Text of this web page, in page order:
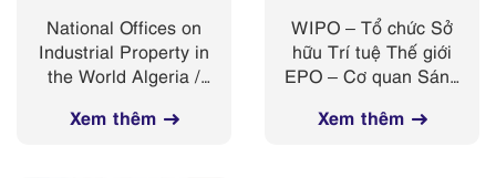
National Offices on
Industrial Property in
the World Algeria /
Argentina / Armenia /
Barbados /...
Xem thêm
TUỆ TRÊN THẾ GIỚI
WIPO – Tổ chức Sở
hữu Trí tuệ Thế giới
EPO – Cơ quan Sáng
– Tổ chức Sở hữu
Xem thêm